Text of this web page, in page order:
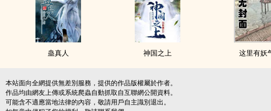
蛊真人 神国之上 这里有妖
本站面向全網提供無差別服務，提供的作品版權屬於作者。
作品均由網友上傳或系統爬蟲自動抓取自互聯網公開資料。
可能含不適應當地法律的內容，敬請用戶自主識別退出。